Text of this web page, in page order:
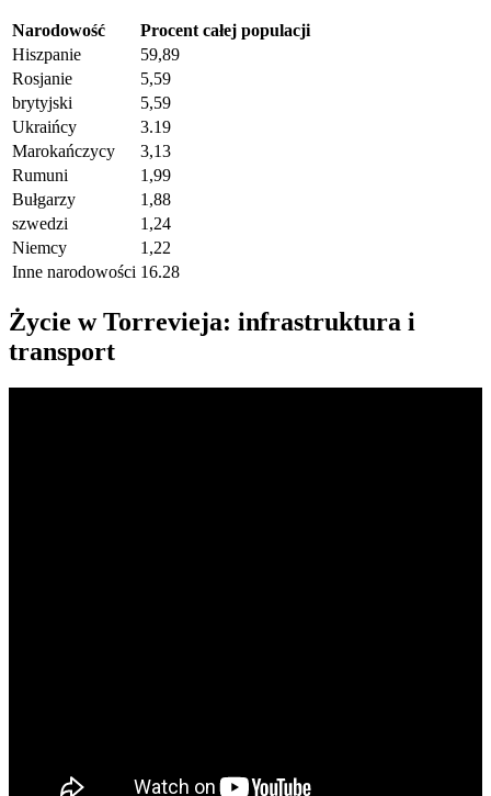
Narodowość
Procent całej populacji
Hiszpanie
59,89
Rosjanie
5,59
brytyjski
5,59
Ukraińcy
3.19
Marokańczycy
3,13
Rumuni
1,99
Bułgarzy
1,88
szwedzi
1,24
Niemcy
1,22
Inne narodowości 16.28
Życie w Torrevieja: infrastruktura i
transport